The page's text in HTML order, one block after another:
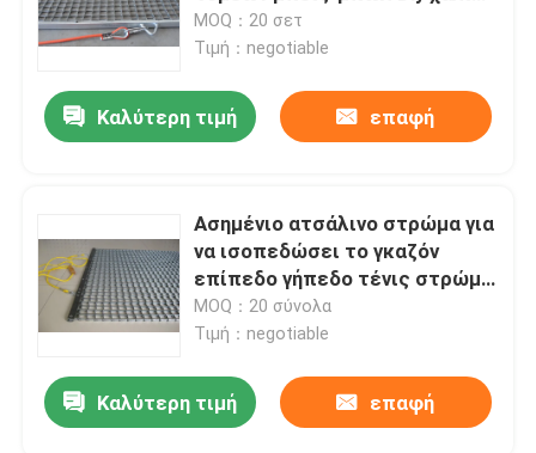
έλξης χάλυβα
MOQ：20 σετ
Τιμή：negotiable
Καλύτερη τιμή επαφή
Ασημένιο ατσάλινο στρώμα για
να ισοπεδώσει το γκαζόν
επίπεδο γήπεδο τένις στρώμα
για να ισοπεδώσει
MOQ：20 σύνολα
Τιμή：negotiable
Καλύτερη τιμή επαφή